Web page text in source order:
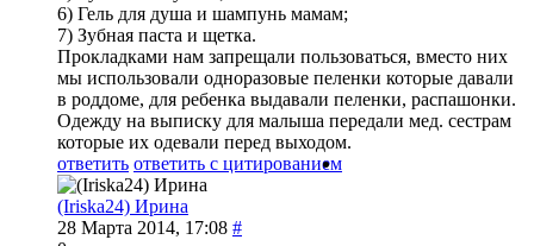
6) Гель для душа и шампунь мамам;
7) Зубная паста и щетка.
Прокладками нам запрещали пользоваться, вместо них
мы использовали одноразовые пеленки которые давали
в роддоме, для ребенка выдавали пеленки, распашонки.
Одежду на выписку для малыша передали мед. сестрам
которые их одевали перед выходом.
ответить ответить с цитированием
(Iriska24) Ирина
28 Марта 2014, 17:08 #